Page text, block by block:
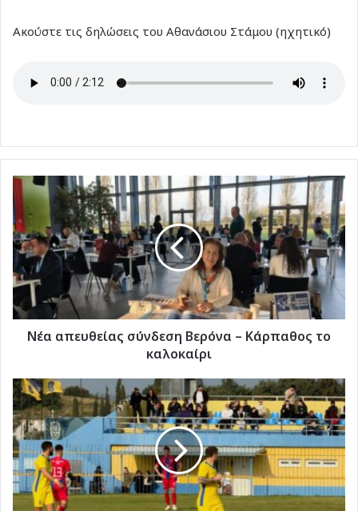
Ακούστε τις δηλώσεις του Αθανάσιου Στάμου (ηχητικό)
Νέα
απευθείας
σύνδεση
Βερόνα
–
Κάρπαθος
το
καλοκαίρι
Νέα απευθείας σύνδεση Βερόνα – Κάρπαθος το
καλοκαίρι
Γ’
Εθνική:
Χωρίς
βαθμολογική
πίεση
οι
ροδίτικες
ομάδες